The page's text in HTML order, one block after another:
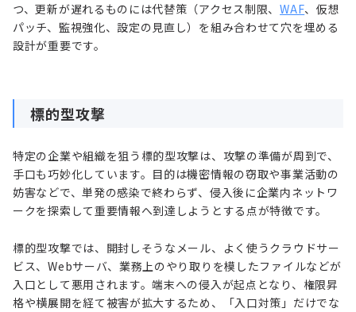
つ、更新が遅れるものには代替策（アクセス制限、WAF、仮想
パッチ、監視強化、設定の見直し）を組み合わせて穴を埋める
設計が重要です。
標的型攻撃
特定の企業や組織を狙う標的型攻撃は、攻撃の準備が周到で、
手口も巧妙化しています。目的は機密情報の窃取や事業活動の
妨害などで、単発の感染で終わらず、侵入後に企業内ネットワ
ークを探索して重要情報へ到達しようとする点が特徴です。
標的型攻撃では、開封しそうなメール、よく使うクラウドサー
ビス、Webサーバ、業務上のやり取りを模したファイルなどが
入口として悪用されます。端末への侵入が起点となり、権限昇
格や横展開を経て被害が拡大するため、「入口対策」だけでな